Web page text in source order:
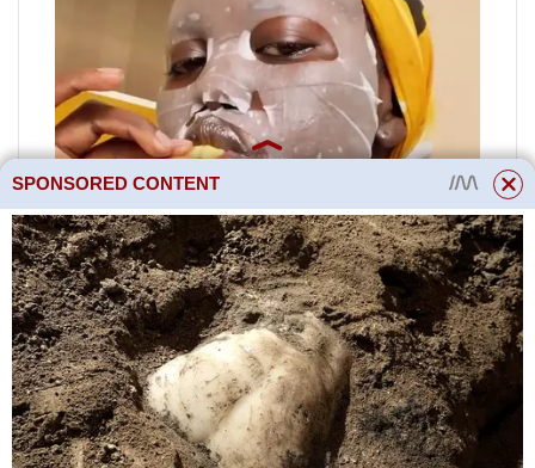
SPONSORED CONTENT